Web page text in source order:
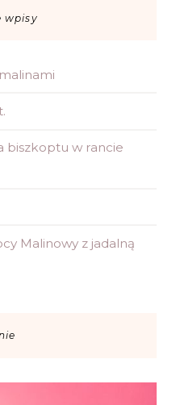
wpisy
biszkoptu w rancie
Malinowy z jadalną